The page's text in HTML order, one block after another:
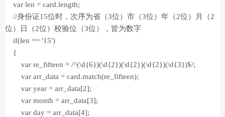
var len = card.length;
//身份证15位时，次序为省（3位）市（3位）年（2位）月（2
位）日（2位）校验位（3位），皆为数字
if(len == '15')
{
var re_fifteen = /^(\d{6})(\d{2})(\d{2})(\d{2})(\d{3})$/;
var arr_data = card.match(re_fifteen);
var year = arr_data[2];
var month = arr_data[3];
var day = arr_data[4];